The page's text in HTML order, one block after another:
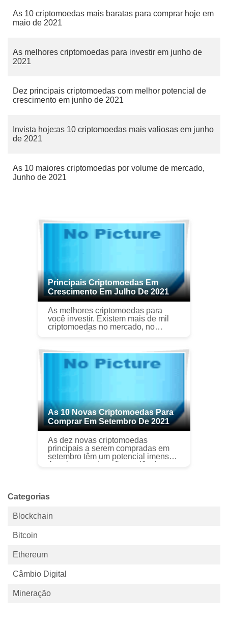
As 10 criptomoedas mais baratas para comprar hoje em
maio de 2021
As melhores criptomoedas para investir em junho de
2021
Dez principais criptomoedas com melhor potencial de
crescimento em junho de 2021
Invista hoje:as 10 criptomoedas mais valiosas em junho
de 2021
As 10 maiores criptomoedas por volume de mercado,
Junho de 2021
Principais Criptomoedas Em
Crescimento Em Julho De 2021
As melhores criptomoedas para
você investir. Existem mais de mil
criptomoedas no mercado, no
momento. Os que raramente
Dogecoin, Baby Doge, e Polkadot,
para citar a...
As 10 Novas Criptomoedas Para
Comprar Em Setembro De 2021
As dez novas criptomoedas
principais a serem compradas em
setembro têm um potencial imenso.
As criptomoedas são tendências em
Categorias
Blockchain
Bitcoin
Ethereum
Câmbio Digital
Mineração